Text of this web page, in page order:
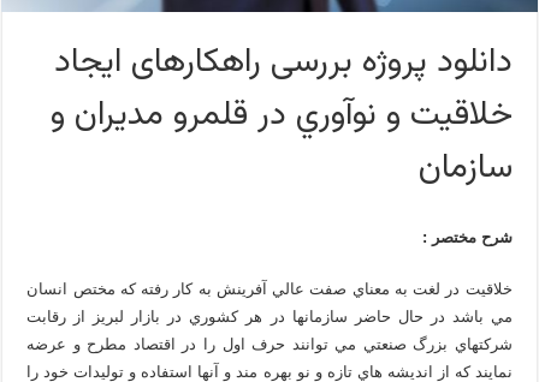
دانلود پروژه بررسی راهکارهای ایجاد
خلاقيت و نوآوري در قلمرو مديران و
سازمان
شرح مختصر :
خلاقيت در لغت به معناي صفت عالي آفرينش به کار رفته که مختص انسان
مي باشد در حال حاضر سازمانها در هر کشوري در بازار لبريز از رقابت
شرکتهاي بزرگ صنعتي مي توانند حرف اول را در اقتصاد مطرح و عرضه
نمايند که از انديشه هاي تازه و نو بهره مند و آنها استفاده و توليدات خود را